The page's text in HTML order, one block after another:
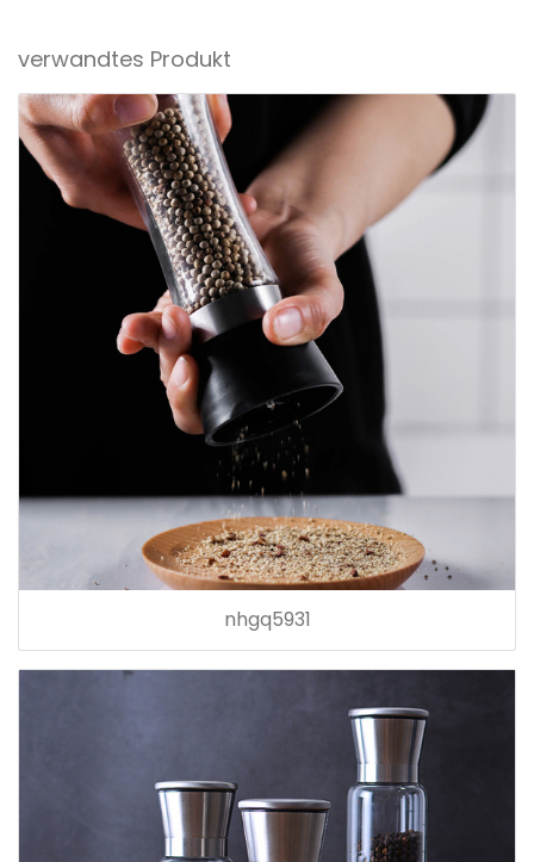
verwandtes Produkt
nhgq5931